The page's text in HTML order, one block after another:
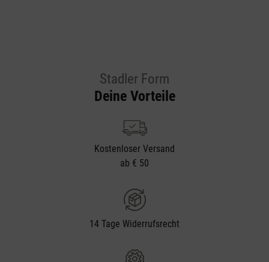
Stadler Form
Deine Vorteile
Kostenloser Versand
ab € 50
14 Tage Widerrufsrecht